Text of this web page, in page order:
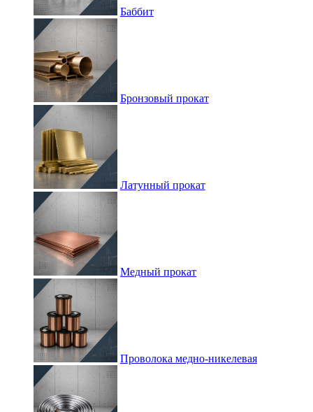
Баббит
Бронзовый прокат
Латунный прокат
Медный прокат
Проволока медно-никелевая